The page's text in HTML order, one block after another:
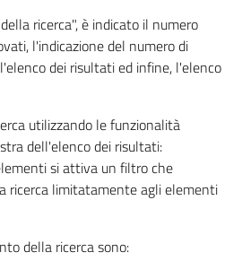
ricerca", è indicato il numero
l'indicazione del numero di
dei risultati ed infine, l'elenco
utilizzando le funzionalità
dell'elenco dei risultati:
si attiva un filtro che
ricerca limitatamente agli elementi
della ricerca sono: